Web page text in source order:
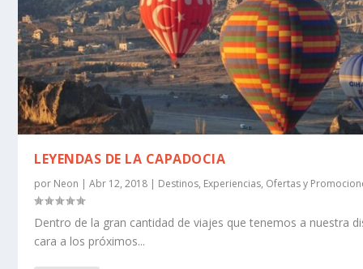
LEYENDAS DE LA CAPADOCIA
por Neon |Abr 12, 2018 | Destinos, Experiencias, Ofertas y
Dentro de la gran cantidad de viajes que tenemos a nuestra
cara a los próximos...